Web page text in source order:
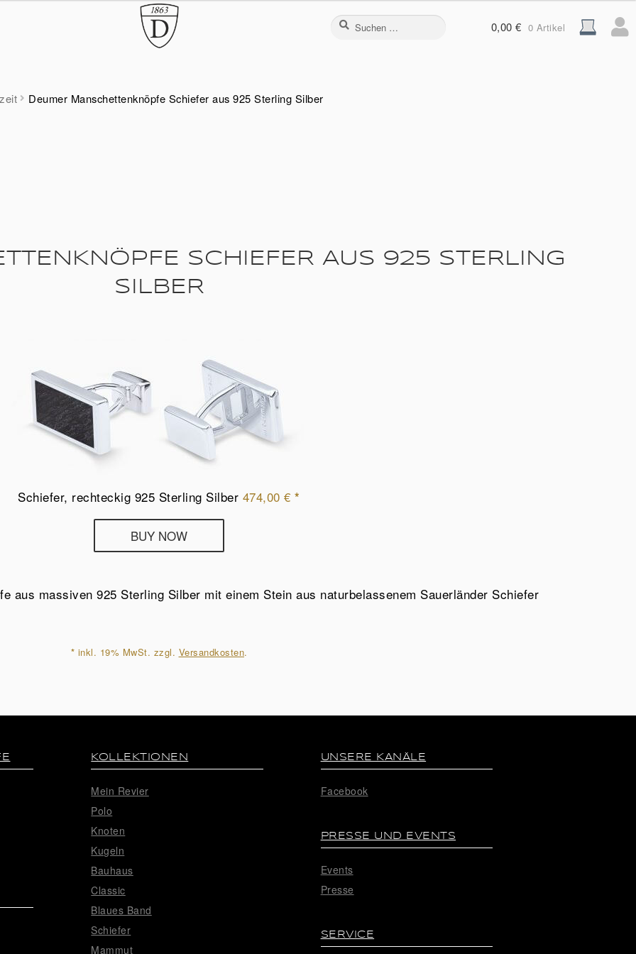
Suchen
0,00€ 0 Artikel
Deumer Manschettenknöpfe Schiefer aus 925 Sterling Silber
SCHIEFER AUS 925 STERLING
SILBER
Schiefer, rechteckig 925 Sterling Silber 474,00€ *
BUY NOW
aus massiven 925 Sterling Silber mit einem Stein aus naturbelassenem Sauerländer Schiefer
* inkl. 19% MwSt. zzgl. Versandkosten.
KOLLEKTIONEN
Mein Revier
Polo
Knoten
Kugeln
Bauhaus
Classic
Blaues Band
Schiefer
Mammut
UNSERE KANÄLE
Facebook
PRESSE UND EVENTS
Events
Presse
SERVICE